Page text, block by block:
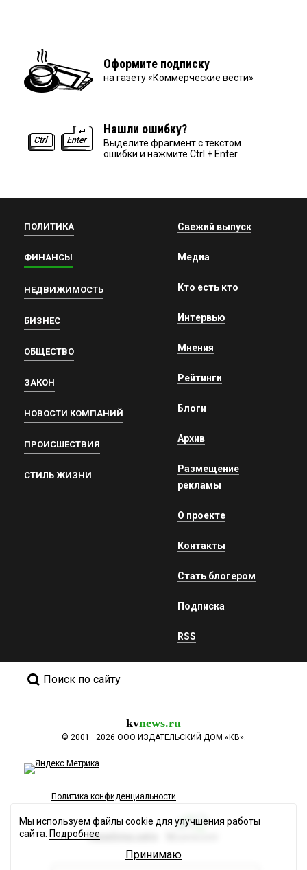
Оформите подписку
на газету «Коммерческие вести»
Нашли ошибку?
Выделите фрагмент с текстом
ошибки и нажмите Ctrl + Enter.
ПОЛИТИКА
ФИНАНСЫ
НЕДВИЖИМОСТЬ
БИЗНЕС
ОБЩЕСТВО
ЗАКОН
НОВОСТИ КОМПАНИЙ
ПРОИСШЕСТВИЯ
СТИЛЬ ЖИЗНИ
Свежий выпуск
Медиа
Кто есть кто
Интервью
Мнения
Рейтинги
Блоги
Архив
Размещение
рекламы
О проекте
Контакты
Стать блогером
Подписка
RSS
Поиск по сайту
kvnews.ru
© 2001—2026 ООО ИЗДАТЕЛЬСКИЙ ДОМ «КВ».
Политика конфиденциальности
Разработка сайта
Мы используем файлы cookie для улучшения работы
сайта. Подробнее
Принимаю